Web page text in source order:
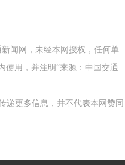
闻网，未经本网授权，任何单
使用，并注明“来源：中国交通
递更多信息，并不代表本网赞同